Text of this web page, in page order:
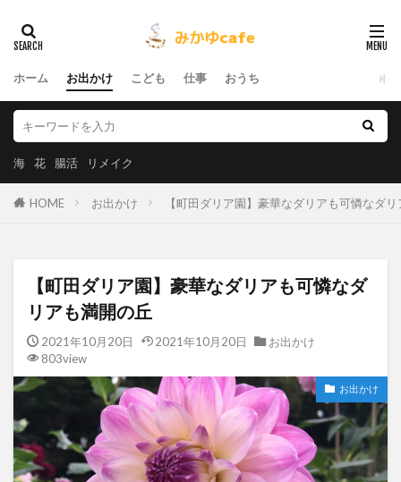
ホーム お出かけ こども 仕事 おうち
海 花 腸活 リメイク
HOME お出かけ 【町田ダリア園】豪華なダリアも可憐なダ
【町田ダリア園】豪華なダリアも可憐なダ
リアも満開の丘
2021年10月20日 2021年10月20日
お出かけ
803view
お出かけ